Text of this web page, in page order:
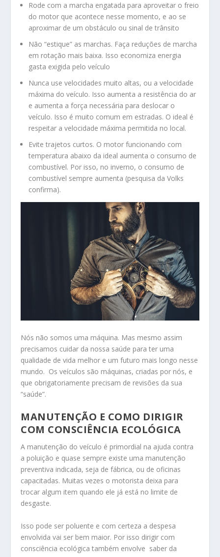
Rode com a marcha engatada para aproveitar o freio
do motor que acontece nesse momento, e ao se
aproximar de um obstáculo ou sinal de trânsito
Não “estique” as marchas. Faça reduções de marcha
em rotação mais baixa. Isso economiza energia
gasta exigida pelo veículo
Nunca use velocidades muito altas, ou a velocidade
máxima do veículo. Isso aumenta a resistência do ar
e aumenta a força necessária para deslocar o
veículo. Isso é muito comum em estradas. O ideal é
respeitar a velocidade máxima permitida no local.
Evite trajetos curtos. O motor funcionando com
temperatura abaixo da ideal aumenta o consumo de
combustível. Por isso, no inverno, o consumo de
combustível sempre aumenta (pesquisa da Volks
confirma).
Nós não somos uma máquina. Mas mesmo assim
precisamos cuidar da nossa saúde para ter uma
qualidade de vida melhor e um futuro mais longo nesse
mundo. Os veículos são máquinas, criadas por nós, e
que obrigatoriamente precisam de revisões da sua
“saúde”.
MANUTENÇÃO E COMO DIRIGIR
COM CONSCIÊNCIA ECOLÓGICA
A manutenção do veículo é primordial na ajuda contra
a poluição e quase sempre existe uma manutenção
preventiva indicada, seja de fábrica, ou de oficinas
capacitadas. Muitas vezes o motorista deixa para
trocar algum item quando ele já está no limite de
desgaste.
Isso pode ser poluente e com certeza a despesa
envolvida vai ser bem maior. Por isso dirigir com
consciência ecológica também envolve saber da